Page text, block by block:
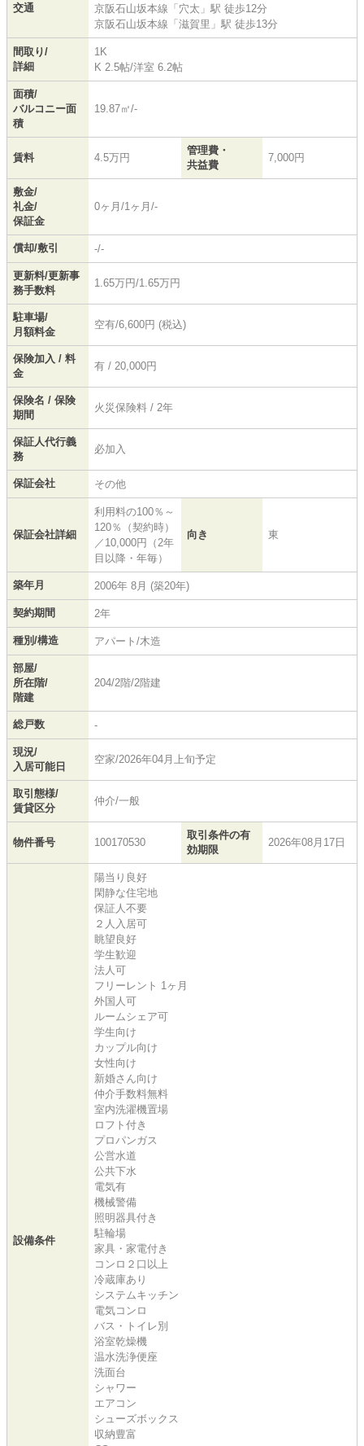
交通
京阪石山坂本線 「 穴太 」駅 徒歩12分
京阪石山坂本線 「 滋賀里 」駅 徒歩13分
間取り/
詳細
1K
K 2.5帖/洋室 6.2帖
面積/
バルコニー面
積
19.87㎡/-
賃料 4.5万円
管理費・
共益費
7,000円
敷金/
礼金/
保証金
0ヶ月/1ヶ月/-
償却/敷引 -/-
更新料/更新事
務手数料
1.65万円/1.65万円
駐車場/
月額料金
空有/6,600円 (税込)
保険加入 / 料
金
有 / 20,000円
保険名 / 保険
期間
火災保険料 / 2年
保証人代行義
務
必加入
保証会社 その他
保証会社詳細
利用料の100％～
120％（契約時）
／10,000円（2年
目以降・年毎）
向き 東
築年月 2006年 8月 (築20年)
契約期間 2年
種別/構造 アパート/木造
部屋/
所在階/
階建
204/2階/2階建
総戸数 -
現況/
入居可能日
空家/2026年04月上旬予定
取引態様/
賃貸区分
仲介/一般
物件番号 100170530
取引条件の有
効期限
2026年08月17日
設備条件
陽当り良好
閑静な住宅地
保証人不要
２人入居可
眺望良好
学生歓迎
法人可
フリーレント 1ヶ月
外国人可
ルームシェア可
学生向け
カップル向け
女性向け
新婚さん向け
仲介手数料無料
室内洗濯機置場
ロフト付き
プロパンガス
公営水道
公共下水
電気有
機械警備
照明器具付き
駐輪場
家具・家電付き
コンロ２口以上
冷蔵庫あり
システムキッチン
電気コンロ
バス・トイレ別
浴室乾燥機
温水洗浄便座
洗面台
シャワー
エアコン
シューズボックス
収納豊富